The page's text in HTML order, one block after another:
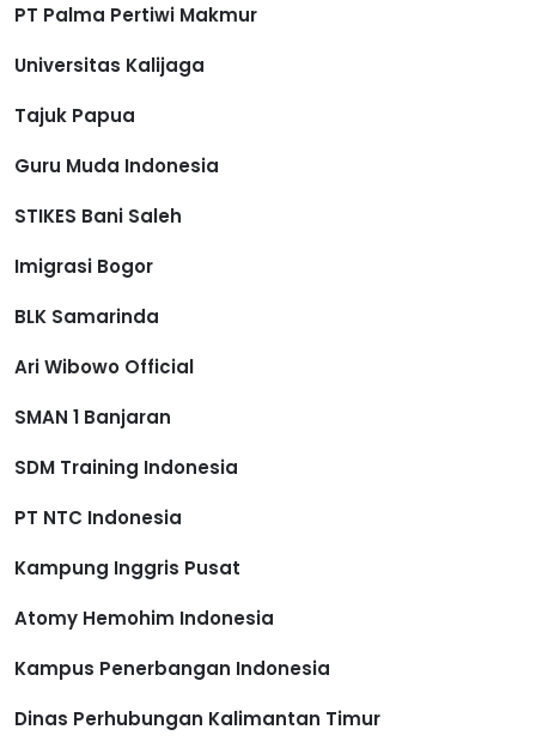
PT Palma Pertiwi Makmur
Universitas Kalijaga
Tajuk Papua
Guru Muda Indonesia
STIKES Bani Saleh
Imigrasi Bogor
BLK Samarinda
Ari Wibowo Official
SMAN 1 Banjaran
SDM Training Indonesia
PT NTC Indonesia
Kampung Inggris Pusat
Atomy Hemohim Indonesia
Kampus Penerbangan Indonesia
Dinas Perhubungan Kalimantan Timur